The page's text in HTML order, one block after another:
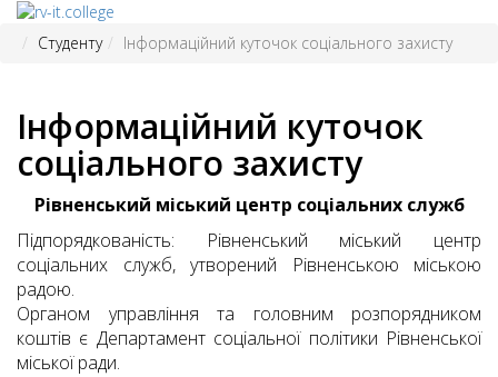
Студенту Інформаційний куточок соціального захисту
Інформаційний куточок
соціального захисту
Рівненський міський центр соціальних служб
Підпорядкованість: Рівненський міський центр
соціальних служб, утворений Рівненською міською
радою.
Органом управління та головним розпорядником
коштів є Департамент соціальної політики Рівненської
міської ради.